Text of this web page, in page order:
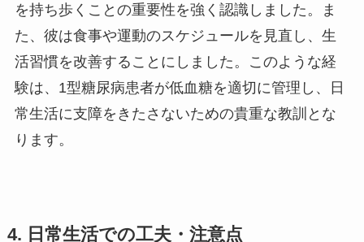
を持ち歩くことの重要性を強く認識しました。ま
た、彼は食事や運動のスケジュールを見直し、生
活習慣を改善することにしました。このような経
験は、1型糖尿病患者が低血糖を適切に管理し、日
常生活に支障をきたさないための貴重な教訓とな
ります。
4. 日常生活での工夫・注意点